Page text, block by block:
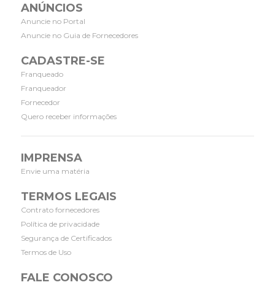
ANÚNCIOS
Anuncie no Portal
Anuncie no Guia de Fornecedores
CADASTRE-SE
Franqueado
Franqueador
Fornecedor
Quero receber informações
IMPRENSA
Envie uma matéria
TERMOS LEGAIS
Contrato fornecedores
Política de privacidade
Segurança de Certificados
Termos de Uso
FALE CONOSCO